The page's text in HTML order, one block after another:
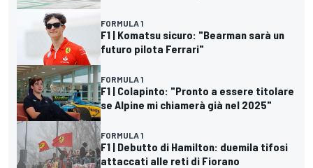
FORMULA 1
F1 | Komatsu sicuro: "Bearman sarà un
futuro pilota Ferrari"
FORMULA 1
F1 | Colapinto: "Pronto a essere titolare
se Alpine mi chiamerà già nel 2025"
FORMULA 1
F1 | Debutto di Hamilton: duemila tifosi
attaccati alle reti di Fiorano